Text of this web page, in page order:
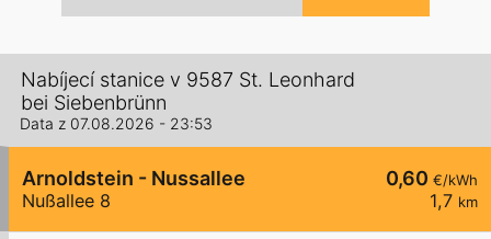
Nabíjecí stanice v 9587 St. Leonhard
bei Siebenbrünn
Data z 07.08.2026 - 23:53
0,60 €/kWh
1,7 km
Arnoldstein - Nussallee
Nußallee 8